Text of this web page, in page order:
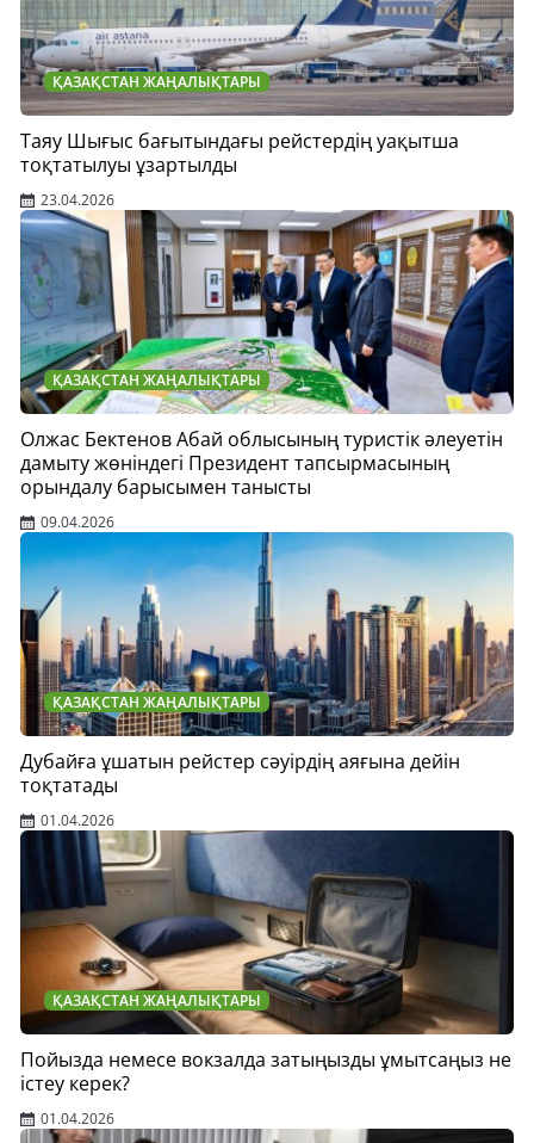
ҚАЗАҚСТАН ЖАҢАЛЫҚТАРЫ
Таяу Шығыс бағытындағы рейстердің уақытша
тоқтатылуы ұзартылды
23.04.2026
ҚАЗАҚСТАН ЖАҢАЛЫҚТАРЫ
Олжас Бектенов Абай облысының туристік әлеуетін
дамыту жөніндегі Президент тапсырмасының
орындалу барысымен танысты
09.04.2026
ҚАЗАҚСТАН ЖАҢАЛЫҚТАРЫ
Дубайға ұшатын рейстер сәуірдің аяғына дейін
тоқтатады
01.04.2026
ҚАЗАҚСТАН ЖАҢАЛЫҚТАРЫ
Пойызда немесе вокзалда затыңызды ұмытсаңыз не
істеу керек?
01.04.2026